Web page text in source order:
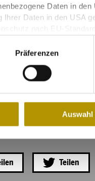
Daten in
Ihrer Daten in den USA
Präferenzen
Auswahl
Teilen